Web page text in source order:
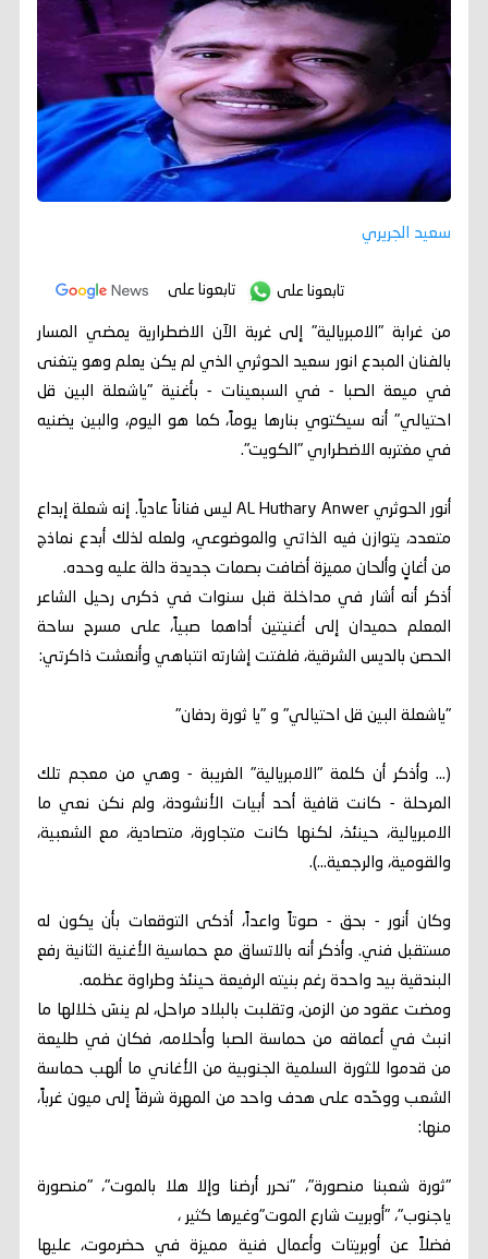
سعيد الجريري
تابعونا على تابعونا على
من غرابة "الامبريالية" إلى غربة الآن الاضطرارية يمضي المسار
بالفنان المبدع انور سعيد الحوثري الذي لم يكن يعلم وهو يتغنى
في ميعة الصبا - في السبعينات - بأغنية "ياشعلة البين قل
احتيالي" أنه سيكتوي بنارها يوماً، كما هو اليوم، والبين يضنيه
في مغتربه الاضطراري "الكويت".
أنور الحوثري AL Huthary Anwer ليس فناناً عادياً. إنه شعلة إبداع
متعدد، يتوازن فيه الذاتي والموضوعي، ولعله لذلك أبدع نماذج
من أغانٍ وألحان مميزة أضافت بصمات جديدة دالة عليه وحده.
أذكر أنه أشار في مداخلة قبل سنوات في ذكرى رحيل الشاعر
المعلم حميدان إلى أغنيتين أداهما صبياً، على مسرح ساحة
الحصن بالديس الشرقية، فلفتت إشارته انتباهي وأنعشت ذاكرتي:
"ياشعلة البين قل احتيالي" و "يا ثورة ردفان"
(... وأذكر أن كلمة "الامبريالية" الغريبة - وهي من معجم تلك
المرحلة - كانت قافية أحد أبيات الأنشودة، ولم نكن نعي ما
الامبريالية، حينئذ، لكنها كانت متجاورة، متصادية، مع الشعبية،
والقومية، والرجعية...).
وكان أنور - بحق - صوتاً واعداً، أذكى التوقعات بأن يكون له
مستقبل فني. وأذكر أنه بالاتساق مع حماسية الأغنية الثانية رفع
البندقية بيد واحدة رغم بنيته الرفيعة حينئذ وطراوة عظمه.
ومضت عقود من الزمن، وتقلبت بالبلاد مراحل، لم ينسَ خلالها ما
انبث في أعماقه من حماسة الصبا وأحلامه، فكان في طليعة
من قدموا للثورة السلمية الجنوبية من الأغاني ما ألهب حماسة
الشعب ووحّده على هدف واحد من المهرة شرقاً إلى ميون غرباً،
منها:
"ثورة شعبنا منصورة"، "نحرر أرضنا وإلا هلا بالموت"، "منصورة
ياجنوب"، "أوبريت شارع الموت"وغيرها كثير ،
فضلاً عن أوبريتات وأعمال فنية مميزة في حضرموت، عليها